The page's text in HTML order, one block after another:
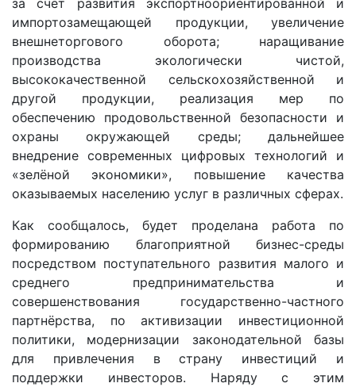
за счёт развития экспортно­ориентированной и
импортозамещающей продукции, увеличение
внешнеторгового оборота; наращивание
производства экологически чистой,
высококачественной сельскохозяйственной и
другой продукции, реализация мер по
обеспечению продовольственной безопасности и
охраны окружающей среды; дальнейшее
внедрение современных цифровых технологий и
«зелёной экономики», повышение качества
оказываемых населению услуг в различных сферах.
Как сообщалось, будет проделана работа по
формированию благоприятной бизнес-среды
посредством поступательного развития малого и
среднего предпринимательства и
совершенствования государственно-частного
партнёрства, по активизации инвестиционной
политики, модернизации законодательной базы
для привлечения в страну инвестиций и
поддержки инвесторов. Наряду с этим